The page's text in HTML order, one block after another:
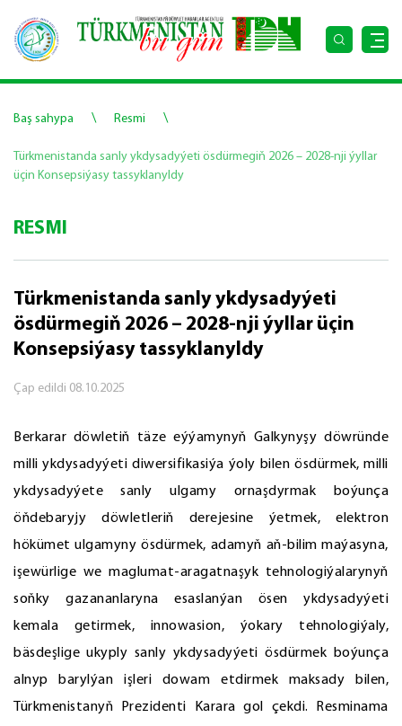
Baş sahypa \ Resmi \
Türkmenistanda sanly ykdysadyýeti ösdürmegiň 2026 – 2028-nji ýyllar
üçin Konsepsiýasy tassyklanyldy
RESMI
Türkmenistanda sanly ykdysadyýeti
ösdürmegiň 2026 – 2028-nji ýyllar üçin
Konsepsiýasy tassyklanyldy
Çap edildi 08.10.2025
Berkarar döwletiň täze eýýamynyň Galkynyşy döwründe
milli ykdysadyýeti diwersifikasiýa ýoly bilen ösdürmek, milli
ykdysadyýete sanly ulgamy ornaşdyrmak boýunça
öňdebaryjy döwletleriň derejesine ýetmek, elektron
hökümet ulgamyny ösdürmek, adamyň aň-bilim maýasyna,
işewürlige we maglumat-aragatnaşyk tehnologiýalarynyň
soňky gazananlaryna esaslanýan ösen ykdysadyýeti
kemala getirmek, innowasion, ýokary tehnologiýaly,
bäsdeşlige ukyply sanly ykdysadyýeti ösdürmek boýunça
alnyp barylýan işleri dowam etdirmek maksady bilen,
Türkmenistanyň Prezidenti Karara gol çekdi. Resminama